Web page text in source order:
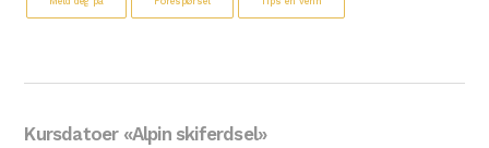
Kursdatoer «Alpin skiferdsel»